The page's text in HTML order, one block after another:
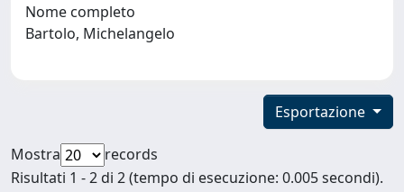
Nome completo
Bartolo, Michelangelo
Esportazione
Mostra
records
Risultati 1 - 2 di 2 (tempo di esecuzione: 0.005 secondi).